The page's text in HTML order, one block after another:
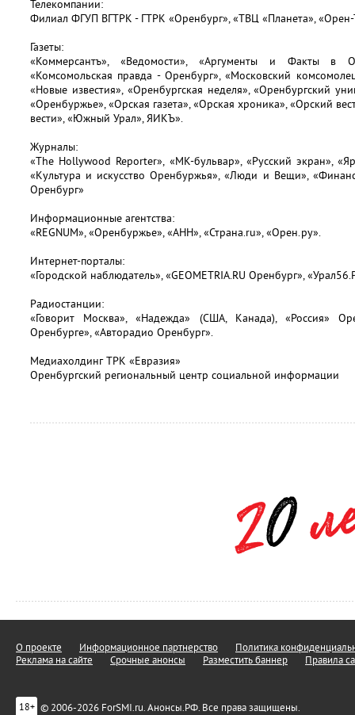
Телекомпании:
Филиал ФГУП ВГТРК - ГТРК «Оренбург», «ТВЦ «Планета»,
Газеты:
«Коммерсантъ», «Ведомости», «Аргументы и Факты в
«Комсомольская правда - Оренбург», «Московский
«Новые известия», «Оренбургская неделя», «Оренбургский
«Оренбуржье», «Орская газета», «Орская хроника», «Орский
вести», «Южный Урал», ЯИКЪ».
Журналы:
«The Hollywood Reporter», «МК-бульвар», «Русский экран»,
«Культура и искусство Оренбуржья», «Люди и Вещи»,
Оренбург»
Информационные агентства:
«REGNUM», «Оренбуржье», «АНН», «Страна.ru», «Oрен.ру».
Интернет-порталы:
«Городской наблюдатель», «GEOMETRIA.RU Оренбург»,
Радиостанции:
«Говорит Москва», «Надежда» (США, Канада), «Россия»
Оренбурге», «Авторадио Оренбург».
Медиахолдинг ТРК «Евразия»
Оренбургский региональный центр социальной информации
О проекте Информационное партнерство
Политика
Реклама на сайте
Срочные анонсы Разместить баннер Правила
18+ © 2006-2026 ForSMI.ru. Анонсы.РФ. Все права защищены.